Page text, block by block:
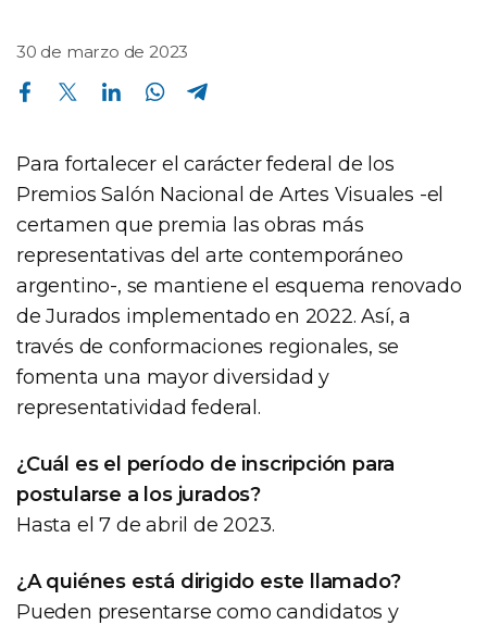
30 de marzo de 2023
Compartir en Facebook Compartir en Twitter Compartir en Linkedin Compartir en Whatsapp
Para fortalecer el carácter federal de los
Premios Salón Nacional de Artes Visuales -el
certamen que premia las obras más
representativas del arte contemporáneo
argentino-, se mantiene el esquema renovado
de Jurados implementado en 2022. Así, a
través de conformaciones regionales, se
fomenta una mayor diversidad y
representatividad federal.
¿Cuál es el período de inscripción para
postularse a los jurados?
Hasta el 7 de abril de 2023.
¿A quiénes está dirigido este llamado?
Pueden presentarse como candidatos y